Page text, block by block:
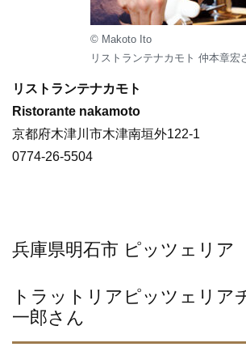
© Makoto Ito
リストランテナカモト 仲本章宏
リストランテナカモト
Ristorante nakamoto
京都府木津川市木津南垣外122-1
0774-26-5504
兵庫県明石市 ピッツェリア
トラットリアピッツェリア
一郎さん